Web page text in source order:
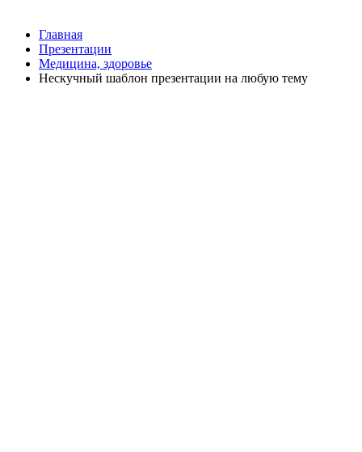
Главная
Презентации
Медицина, здоровье
Нескучный шаблон презентации на любую тему